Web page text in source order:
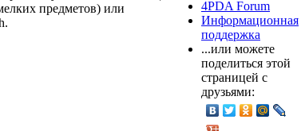
предметов) или
4PDA Forum
Информационная
поддержка
...или можете
поделиться этой
страницей с
друзьями: